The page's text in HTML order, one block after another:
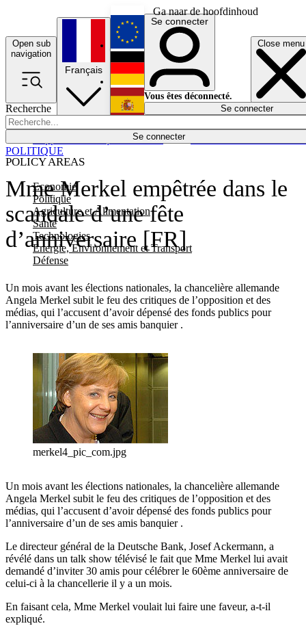
Ga naar de hoofdinhoud
Open sub
navigation
Close menu
Recherche
Se connecter
POLICY AREAS
Economie
Politique
Agriculture et Alimentation
Santé
Technologies
Energie, Environnement et Transport
Défense
Économie
Français
English
Deutsch
Español
Se connecter
Vous êtes déconnecté.
Se connecter
Mme Merkel empêtrée dans le
scandale d’une fête
d’anniversaire [FR]
Un mois avant les élections nationales, la chancelière allemande
Angela Merkel subit le feu des critiques de l’opposition et des
médias, qui l’accusent d’avoir dépensé des fonds publics pour
l’anniversaire d’un de ses amis banquier .
POLITIQUE
merkel4_pic_com.jpg
Un mois avant les élections nationales, la chancelière allemande
Angela Merkel subit le feu des critiques de l’opposition et des
médias, qui l’accusent d’avoir dépensé des fonds publics pour
l’anniversaire d’un de ses amis banquier .
Le directeur général de la Deutsche Bank, Josef Ackermann, a
révélé dans un talk show télévisé le fait que Mme Merkel lui avait
demandé d’inviter 30 amis pour célébrer le 60ème anniversaire de
celui-ci à la chancellerie il y a un mois.
En faisant cela, Mme Merkel voulait lui faire une faveur, a-t-il
expliqué.